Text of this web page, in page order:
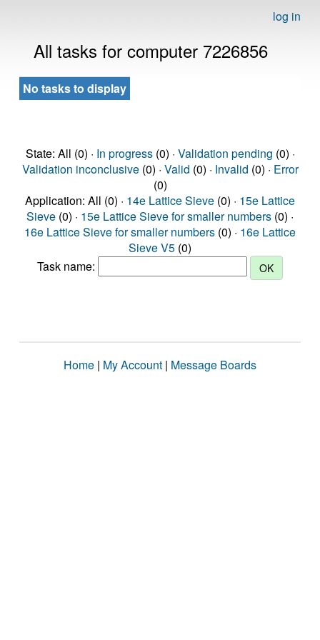
log in
All tasks for computer 7226856
No tasks to display
State: All (0) · In progress(0) · Validation pending (0) ·
Validation inconclusive(0) · Valid (0) · Invalid (0) · Error
(0)
Application: All (0) · 14e Lattice Sieve (0) · 15e Lattice
Sieve (0) · 15e Lattice Sieve for smaller numbers (0) ·
16e Lattice Sieve for smaller numbers (0) · 16e Lattice
Sieve V5 (0)
Task name:
Home | My Account | Message Boards